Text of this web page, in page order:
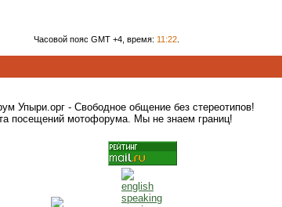
Часовой пояс GMT +4, время: 11:22
Упыри.орг - Свободное общение без стереотипов!
посещений мотофорума. Мы не знаем границ!